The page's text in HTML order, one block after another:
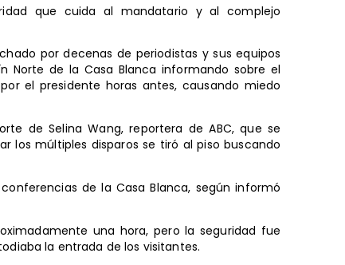
que cuida al mandatario y al complejo
por decenas de periodistas y sus equipos
Norte de la Casa Blanca informando sobre el
el presidente horas antes, causando miedo
de Selina Wang, reportera de ABC, que se
los múltiples disparos se tiró al piso buscando
de la Casa Blanca, según informó
una hora, pero la seguridad fue
la entrada de los visitantes.